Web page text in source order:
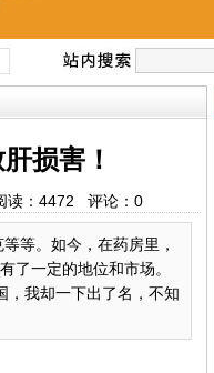
损害！
： 4472 评论： 0
等。如今，在药房里，
了一定的地位和市场。
，我却一下出了名，不知